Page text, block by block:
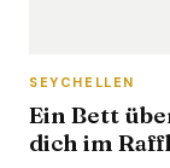
SEYCHELLEN
Ein Bett
dich im